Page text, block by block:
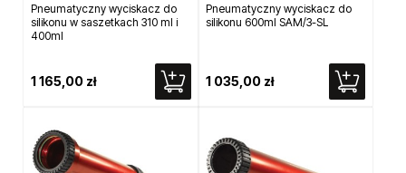
Pneumatyczny wyciskacz do
silikonu w saszetkach 310 ml i
400ml
1 165,00 zł
Pneumatyczny wyciskacz do
silikonu 600ml SAM/3-SL
1 035,00 zł